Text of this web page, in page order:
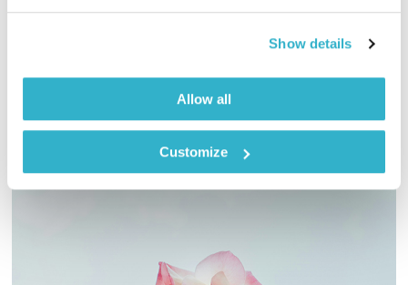
Show details
Allow all
Customize
האבולוציה של המוזיקה והתודעה, עם דני שוורץ. והפעם –
ממשיכים עם אחד מגדולי המלחינים – בטהובן